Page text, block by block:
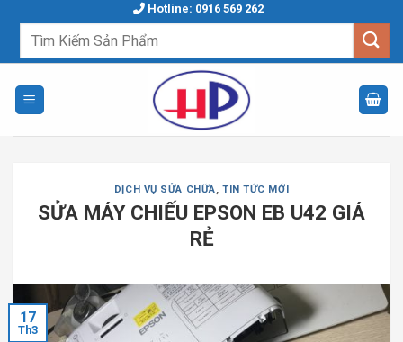
content
Hotline: 0916 569 262
Tìm
DỊCH VỤ SỬA CHỮA, TIN TỨC MỚI
SỬA MÁY CHIẾU EPSON EB U42 GIÁ
RẺ
17
Th3